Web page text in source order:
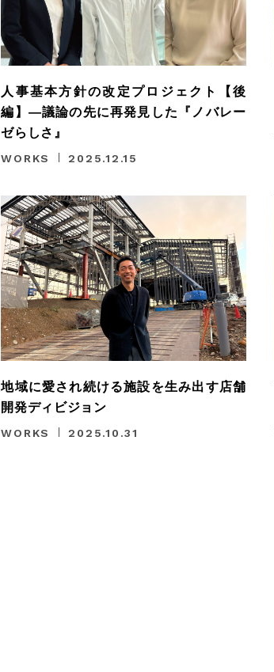
人事基本方針の改定プロジェクト【後
編】―議論の先に再発見した『ノバレー
ゼらしさ』
WORKS 2025.12.15
地域に愛され続ける施設を生み出す店舗
開発ディビジョン
WORKS 2025.10.31